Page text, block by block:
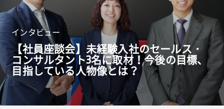
インタビュー
【社員座談会】未経験入社のセールス・
コンサルタント3名に取材！今後の目標、
目指している人物像とは？